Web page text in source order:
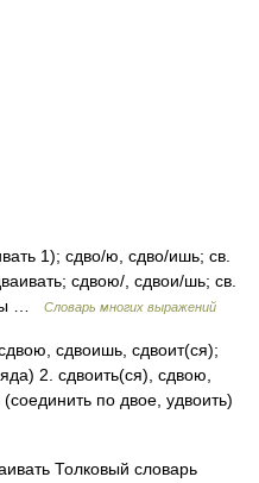
1); сдво/ю, сдво/ишь; св.
сдвою/, сдвои/шь; св.
…
Словарь многих выражений
сдвоишь, сдвоит(ся);
2. сдвоить(ся), сдвою,
по двое, удвоить)
Толковый словарь